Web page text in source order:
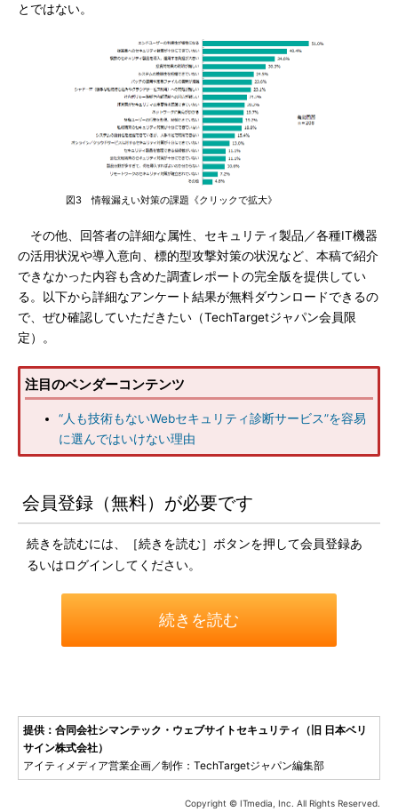
とではない。
図3 情報漏えい対策の課題《クリックで拡大》
その他、回答者の詳細な属性、セキュリティ製品／各種IT機器
の活用状況や導入意向、標的型攻撃対策の状況など、本稿で紹介
できなかった内容も含めた調査レポートの完全版を提供してい
る。以下から詳細なアンケート結果が無料ダウンロードできるの
で、ぜひ確認していただきたい（TechTargetジャパン会員限
定）。
注目のベンダーコンテンツ
“人も技術もないWebセキュリティ診断サービス”を容易
に選んではいけない理由
会員登録（無料）が必要です
続きを読むには、［続きを読む］ボタンを押して会員登録あ
るいはログインしてください。
続きを読む
提供：合同会社シマンテック・ウェブサイトセキュリティ（旧 日本ベリ
サイン株式会社）
アイティメディア営業企画／制作：TechTargetジャパン編集部
Copyright © ITmedia, Inc. All Rights Reserved.